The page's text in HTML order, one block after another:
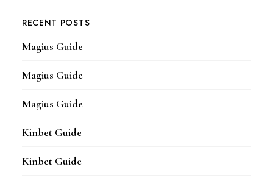
RECENT POSTS
Magius Guide
Magius Guide
Magius Guide
Kinbet Guide
Kinbet Guide